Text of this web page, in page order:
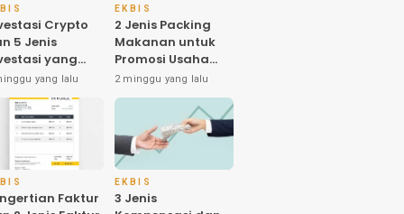
Crypto
5 Jenis
yang
Diminati
Investornya
yang lalu
EKBIS
2 Jenis Packing
Makanan untuk
Promosi Usaha
dan Higienitas
Produk
2 minggu yang lalu
Faktur
EKBIS
3 Jenis